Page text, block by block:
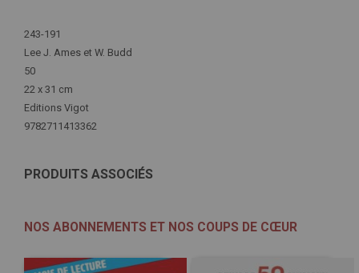
d'infos
243-191
Lee J. Ames et W. Budd
50
22 x 31 cm
Editions Vigot
9782711413362
PRODUITS ASSOCIÉS
NOS ABONNEMENTS ET NOS COUPS DE CŒUR